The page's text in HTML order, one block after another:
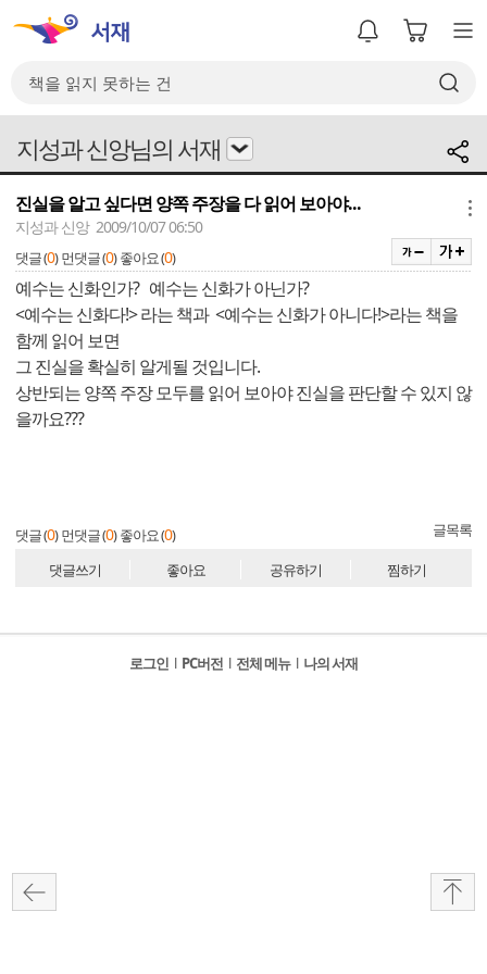
지성과 신앙님의 서재
진실을 알고 싶다면 양쪽 주장을 다 읽어 보아야...
지성과 신앙 2009/10/07 06:50
댓글 (0) 먼댓글 (0) 좋아요 (0)
예수는 신화인가? 예수는 신화가 아닌가?
<예수는 신화다!> 라는 책과 <예수는 신화가 아니다!>라는 책을
함께 읽어 보면
그 진실을 확실히 알게될 것입니다.
상반되는 양쪽 주장 모두를 읽어 보아야 진실을 판단할 수 있지 않
을까요???
댓글 (0) 먼댓글 (0) 좋아요 (0) 글목록
댓글쓰기 좋아요 공유하기 찜하기
로그인 l PC버전 l 전체 메뉴 l 나의 서재